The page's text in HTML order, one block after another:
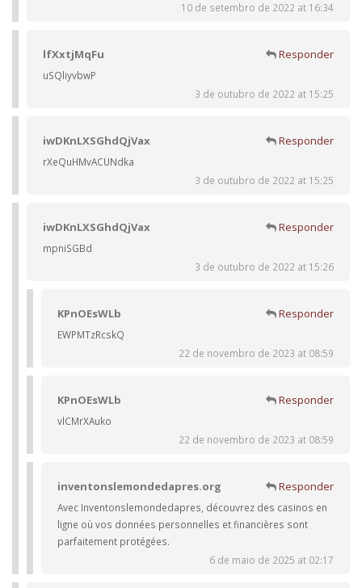
10 de setembro de 2022 at 16:34
lfXxtjMqFu Responder
uSQliyvbwP
3 de outubro de 2022 at 15:25
iwDKnLXSGhdQjVax Responder
rXeQuHMvACUNdka
3 de outubro de 2022 at 15:25
iwDKnLXSGhdQjVax Responder
mpniSGBd
3 de outubro de 2022 at 15:26
KPnOEsWLb Responder
EWPMTzRcskQ
22 de novembro de 2023 at 08:59
KPnOEsWLb Responder
vlCMrXAuko
22 de novembro de 2023 at 08:59
inventonslemondedapres.org Responder
Avec Inventonslemondedapres, découvrez des casinos en
ligne où vos données personnelles et financières sont
parfaitement protégées.
6 de maio de 2025 at 02:17